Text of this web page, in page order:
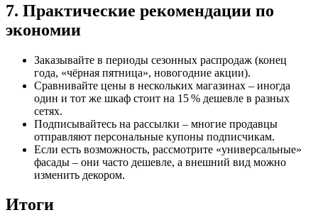
7. Практические рекомендации по
экономии
Заказывайте в периоды сезонных распродаж (конец
года, «чёрная пятница», новогодние акции).
Сравнивайте цены в нескольких магазинах – иногда
один и тот же шкаф стоит на 15 % дешевле в разных
сетях.
Подписывайтесь на рассылки – многие продавцы
отправляют персональные купоны подписчикам.
Если есть возможность, рассмотрите «универсальные»
фасады – они часто дешевле, а внешний вид можно
изменить декором.
Итоги